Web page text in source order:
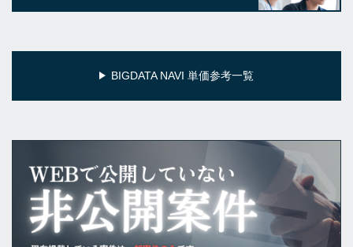
BIGDATA NAVI 単価参考一覧